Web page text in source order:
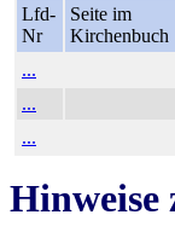
Lfd-
Nr
Seite im
Kirchenbuch
...
...
...
Hinweise